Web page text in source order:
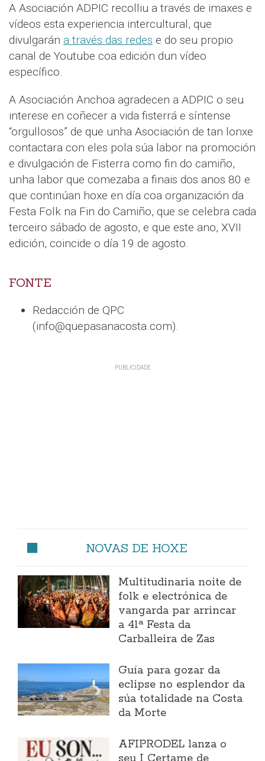
A Asociación ADPIC recolliu a través de imaxes e
vídeos esta experiencia intercultural, que
divulgarán a través das redes e do seu propio
canal de Youtube coa edición dun vídeo
específico.
A Asociación Anchoa agradecen a ADPIC o seu
interese en coñecer a vida fisterrá e síntense
“orgullosos” de que unha Asociación de tan lonxe
contactara con eles pola súa labor na promoción
e divulgación de Fisterra como fin do camiño,
unha labor que comezaba a finais dos anos 80 e
que continúan hoxe en día coa organización da
Festa Folk na Fin do Camiño, que se celebra cada
terceiro sábado de agosto, e que este ano, XVII
edición, coincide o día 19 de agosto.
FONTE
Redacción de QPC
(info@quepasanacosta.com).
NOVAS DE HOXE
Multitudinaria noite de
folk e electrónica de
vangarda par arrincar
a 41ª Festa da
Carballeira de Zas
Guía para gozar da
eclipse no esplendor da
súa totalidade na Costa
da Morte
AFIPRODEL lanza o